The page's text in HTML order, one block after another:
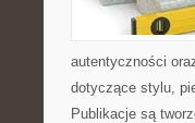
autentyczności
dotyczące stylu,
Publikacje są